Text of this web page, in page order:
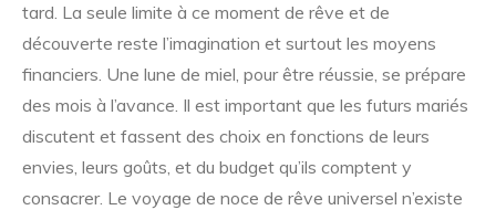
tard. La seule limite à ce moment de rêve et de
découverte reste l’imagination et surtout les moyens
financiers. Une lune de miel, pour être réussie, se prépare
des mois à l’avance. Il est important que les futurs mariés
discutent et fassent des choix en fonctions de leurs
envies, leurs goûts, et du budget qu’ils comptent y
consacrer. Le voyage de noce de rêve universel n’existe